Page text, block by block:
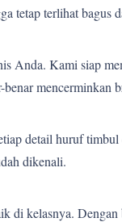
tetap terlihat bagus
Anda. Kami siap
mencerminkan
detail huruf
dikenali.
kelasnya.